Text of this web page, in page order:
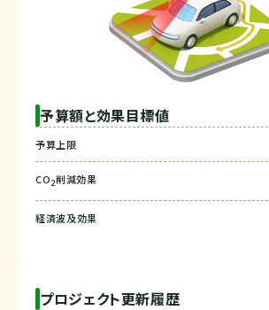
予算額と効果目標値
予算上限
CO2削減効果
経済波及効果
プロジェクト更新履歴